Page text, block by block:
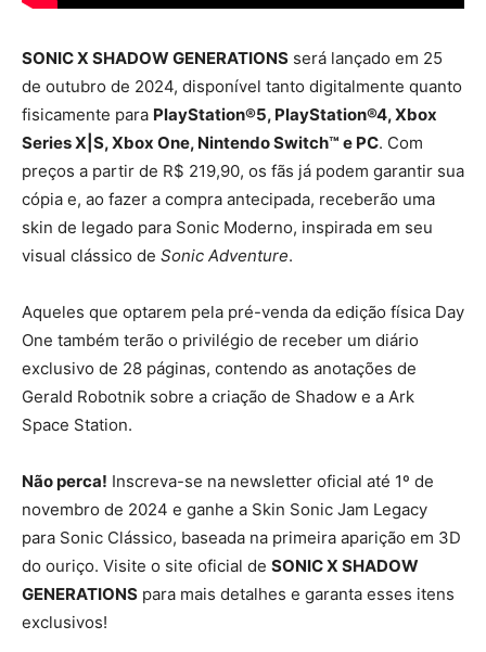
SONIC X SHADOW GENERATIONS será lançado em 25
de outubro de 2024, disponível tanto digitalmente quanto
fisicamente para PlayStation®5, PlayStation®4, Xbox
Series X|S, Xbox One, Nintendo Switch™ e PC. Com
preços a partir de R$ 219,90, os fãs já podem garantir sua
cópia e, ao fazer a compra antecipada, receberão uma
skin de legado para Sonic Moderno, inspirada em seu
visual clássico de Sonic Adventure.
Aqueles que optarem pela pré-venda da edição física Day
One também terão o privilégio de receber um diário
exclusivo de 28 páginas, contendo as anotações de
Gerald Robotnik sobre a criação de Shadow e a Ark
Space Station.
Não perca! Inscreva-se na newsletter oficial até 1º de
novembro de 2024 e ganhe a Skin Sonic Jam Legacy
para Sonic Clássico, baseada na primeira aparição em 3D
do ouriço. Visite o site oficial de SONIC X SHADOW
GENERATIONS para mais detalhes e garanta esses itens
exclusivos!